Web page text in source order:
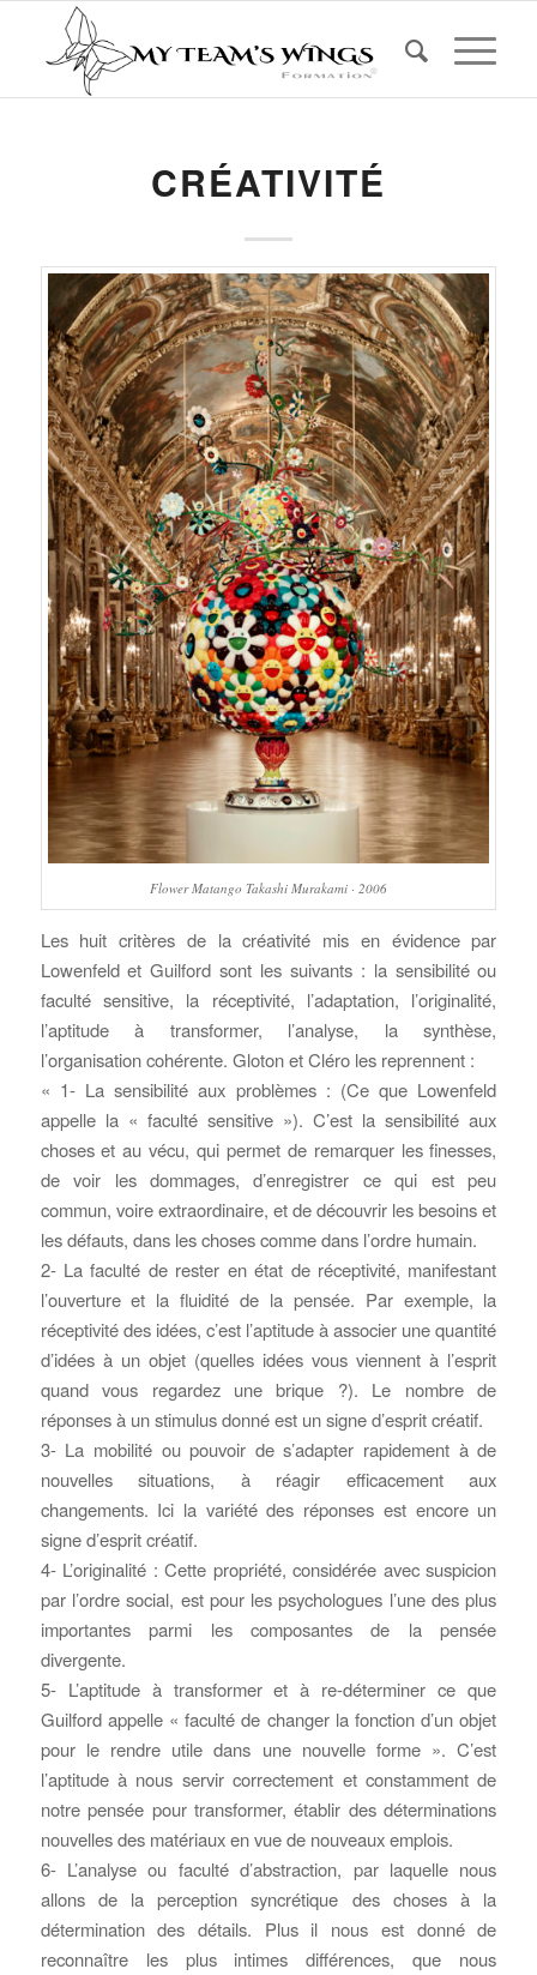
CRÉATIVITÉ
Flower Matango Takashi Murakami · 2006
Les huit critères de la créativité mis en évidence par
Lowenfeld et Guilford sont les suivants : la sensibilité ou
faculté sensitive, la réceptivité, l’adaptation, l’originalité,
l’aptitude à transformer, l’analyse, la synthèse,
l’organisation cohérente. Gloton et Cléro les reprennent :
« 1- La sensibilité aux problèmes : (Ce que Lowenfeld
appelle la « faculté sensitive »). C’est la sensibilité aux
choses et au vécu, qui permet de remarquer les finesses,
de voir les dommages, d’enregistrer ce qui est peu
commun, voire extraordinaire, et de découvrir les besoins et
les défauts, dans les choses comme dans l’ordre humain.
2- La faculté de rester en état de réceptivité, manifestant
l’ouverture et la fluidité de la pensée. Par exemple, la
réceptivité des idées, c’est l’aptitude à associer une quantité
d’idées à un objet (quelles idées vous viennent à l’esprit
quand vous regardez une brique ?). Le nombre de
réponses à un stimulus donné est un signe d’esprit créatif.
3- La mobilité ou pouvoir de s’adapter rapidement à de
nouvelles situations, à réagir efficacement aux
changements. Ici la variété des réponses est encore un
signe d’esprit créatif.
4- L’originalité : Cette propriété, considérée avec suspicion
par l’ordre social, est pour les psychologues l’une des plus
importantes parmi les composantes de la pensée
divergente.
5- L’aptitude à transformer et à re-déterminer ce que
Guilford appelle « faculté de changer la fonction d’un objet
pour le rendre utile dans une nouvelle forme ». C’est
l’aptitude à nous servir correctement et constamment de
notre pensée pour transformer, établir des déterminations
nouvelles des matériaux en vue de nouveaux emplois.
6- L’analyse ou faculté d’abstraction, par laquelle nous
allons de la perception syncrétique des choses à la
détermination des détails. Plus il nous est donné de
reconnaître les plus intimes différences, que nous